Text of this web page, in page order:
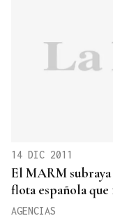
14 DIC 2011
El MARM
flota española
AGENCIAS